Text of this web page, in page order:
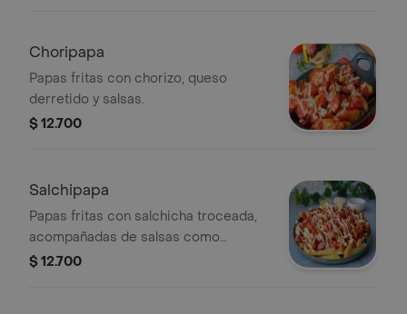
Choripapa
Papas fritas con chorizo, queso
derretido y salsas.
$ 12.700
Salchipapa
Papas fritas con salchicha troceada,
acompañadas de salsas como
mayonesa y kétchup.
$ 12.700